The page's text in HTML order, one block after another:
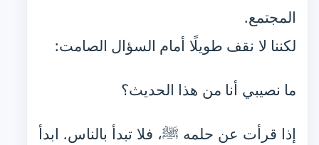
المجتمع.
لكننا لا نقف طويلًا أمام السؤال الصامت:
ما نصيبي أنا من هذا الحديث؟
إذا قرأت عن حلمه ﷺ، فلا تبدأ بالناس. ابدأ